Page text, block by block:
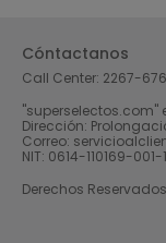
Cóntactanos
Call Center: 2267-
Dirección:
Correo:
NIT: 0614-110169-001-1
Derechos